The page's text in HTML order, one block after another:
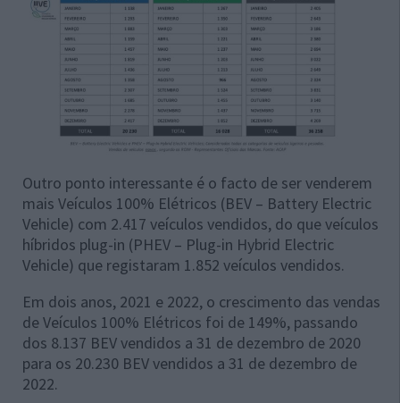
Outro ponto interessante é o facto de ser venderem
mais Veículos 100% Elétricos (BEV – Battery Electric
Vehicle) com 2.417 veículos vendidos, do que veículos
híbridos plug-in (PHEV – Plug-in Hybrid Electric
Vehicle) que registaram 1.852 veículos vendidos.
Em dois anos, 2021 e 2022, o crescimento das vendas
de Veículos 100% Elétricos foi de 149%, passando
dos 8.137 BEV vendidos a 31 de dezembro de 2020
para os 20.230 BEV vendidos a 31 de dezembro de
2022.